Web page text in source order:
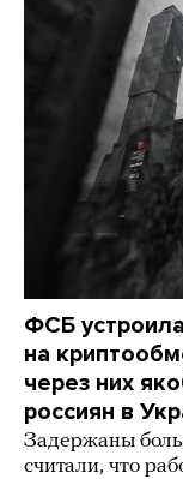
ФСБ
на
через них
россиян в
Задержаны
считали, что